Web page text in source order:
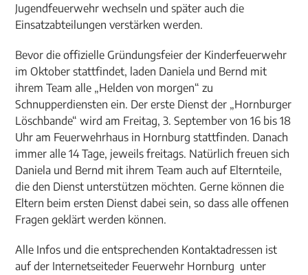
Jugendfeuerwehr wechseln und später auch die
Einsatzabteilungen verstärken werden.
Bevor die offizielle Gründungsfeier der Kinderfeuerwehr
im Oktober stattfindet, laden Daniela und Bernd mit
ihrem Team alle „Helden von morgen“ zu
Schnupperdiensten ein. Der erste Dienst der „Hornburger
Löschbande“ wird am Freitag, 3. September von 16 bis 18
Uhr am Feuerwehrhaus in Hornburg stattfinden. Danach
immer alle 14 Tage, jeweils freitags. Natürlich freuen sich
Daniela und Bernd mit ihrem Team auch auf Elternteile,
die den Dienst unterstützen möchten. Gerne können die
Eltern beim ersten Dienst dabei sein, so dass alle offenen
Fragen geklärt werden können.
Alle Infos und die entsprechenden Kontaktadressen ist
auf der Internetseiteder Feuerwehr Hornburg unter